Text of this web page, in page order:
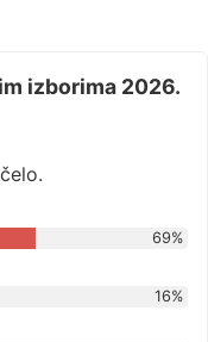
izborima 2026.
69%
16%